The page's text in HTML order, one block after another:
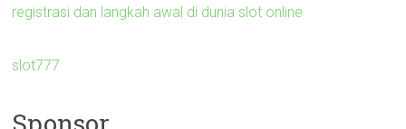
registrasi dan langkah awal di dunia slot online
slot777